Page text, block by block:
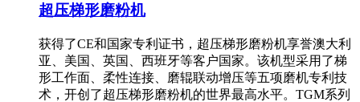
超压梯形磨粉机
获得了CE和国家专利证书，超压梯形磨粉机享誉澳大利
亚、美国、英国、西班牙等客户国家。该机型采用了梯
形工作面、柔性连接、磨辊联动增压等五项磨机专利技
术，开创了超压梯形磨粉机的世界最高水平。TGM系列